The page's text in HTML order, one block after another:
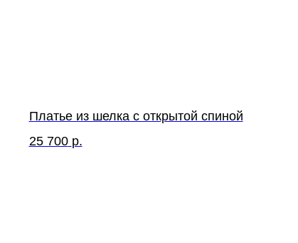
Платье из шелка с открытой спиной
25 700 р.